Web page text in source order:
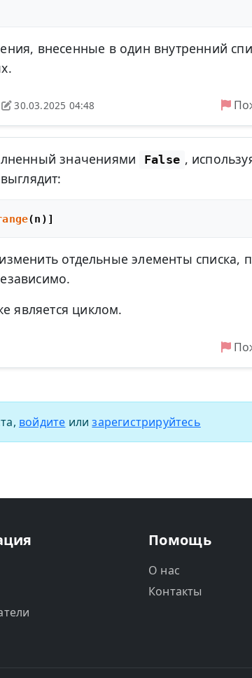
внесенные в один внутренний
30.03.2025 04:48
значениями False ,
отдельные элементы списка,
является циклом.
войдите илизарегистрируйтесь
Помощь
О нас
Контакты